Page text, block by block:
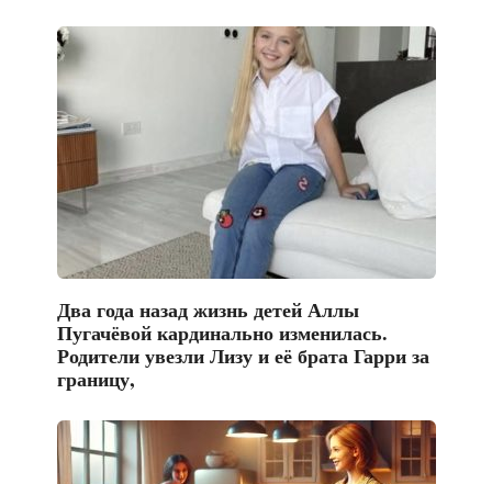
Два года назад жизнь детей Аллы
Пугачёвой кардинально изменилась.
Родители увезли Лизу и её брата Гарри за
границу,